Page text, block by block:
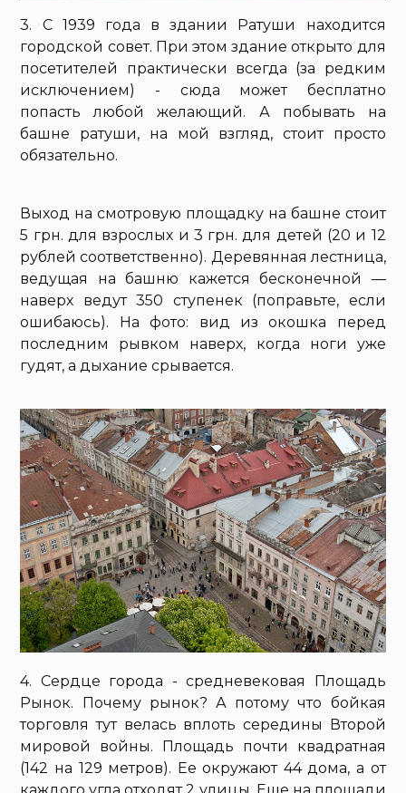
3. С 1939 года в здании Ратуши находится
городской совет. При этом здание открыто для
посетителей практически всегда (за редким
исключением) - сюда может бесплатно
попасть любой желающий. А побывать на
башне ратуши, на мой взгляд, стоит просто
обязательно.
Выход на смотровую площадку на башне стоит
5 грн. для взрослых и 3 грн. для детей (20 и 12
рублей соответственно). Деревянная лестница,
ведущая на башню кажется бесконечной —
наверх ведут 350 ступенек (поправьте, если
ошибаюсь). На фото: вид из окошка перед
последним рывком наверх, когда ноги уже
гудят, а дыхание срывается.
4. Сердце города - средневековая Площадь
Рынок. Почему рынок? А потому что бойкая
торговля тут велась вплоть середины Второй
мировой войны. Площадь почти квадратная
(142 на 129 метров). Ее окружают 44 дома, а от